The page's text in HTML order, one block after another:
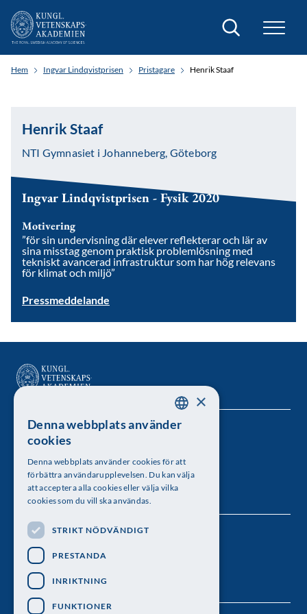
Sök
Hem Ingvar Lindqvistprisen Pristagare Henrik Staaf
Henrik Staaf
NTI Gymnasiet i Johanneberg, Göteborg
Ingvar Lindqvistprisen - Fysik 2020
Motivering
”för sin undervisning där elever reflekterar och lär av
sina misstag genom praktisk problemlösning med
tekniskt avancerad infrastruktur som har hög relevans
för klimat och miljö”
Pressmeddelande
Kungl. Vetenskapsakademien
Besöksadress: Lilla Frescativägen 4A
Telefon: 08-673 95 00
Följ oss
SWEDISH
×
Denna webbplats använder
cookies
Denna webbplats använder cookies för att
förbättra användarupplevelsen. Du kan välja
att acceptera alla cookies eller välja vilka
cookies som du vill ska användas.
STRIKT NÖDVÄNDIGT
PRESTANDA
INRIKTNING
FUNKTIONER